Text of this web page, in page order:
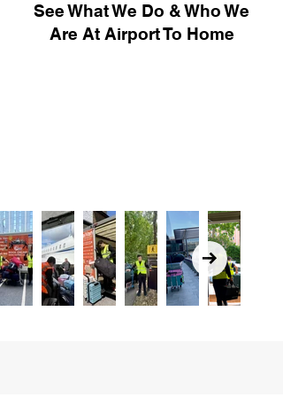
See What We Do & Who We
Are At Airport To Home